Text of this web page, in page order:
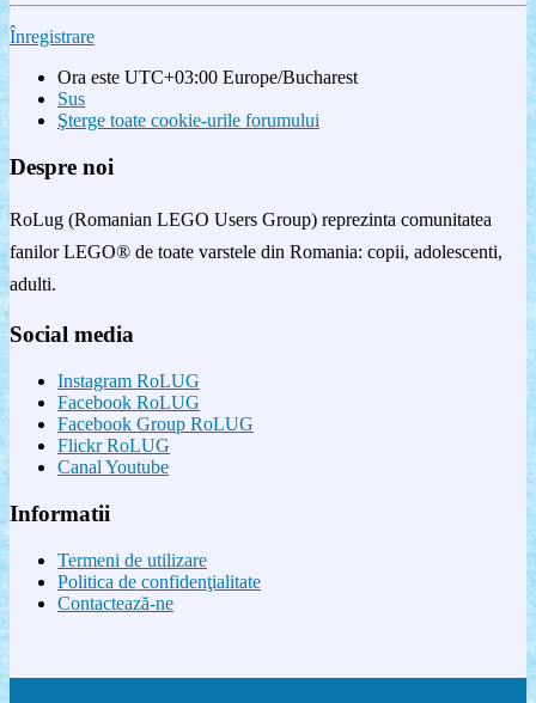
Înregistrare
Ora este UTC+03:00 Europe/Bucharest
Sus
Şterge toate cookie-urile forumului
Despre noi
RoLug (Romanian LEGO Users Group) reprezinta comunitatea
fanilor LEGO® de toate varstele din Romania: copii, adolescenti,
adulti.
Social media
Instagram RoLUG
Facebook RoLUG
Facebook Group RoLUG
Flickr RoLUG
Canal Youtube
Informatii
Termeni de utilizare
Politica de confidenţialitate
Contactează-ne